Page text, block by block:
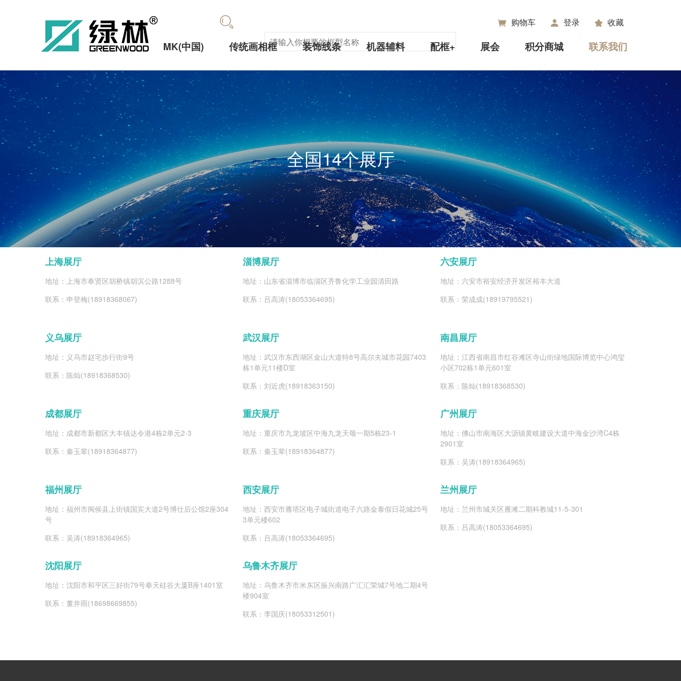
收藏
登录
购物车
MK(中国) 传统画相框 装饰线条 机器辅料 配框+ 展会 积分商城 联系我们
全国14个展厅
上海展厅
地址：上海市奉贤区胡桥镇胡滨公路1288号
联系：申登梅(18918368067)
淄博展厅
地址：山东省淄博市临淄区齐鲁化学工业园清田路
联系：吕高涛(18053364695)
六安展厅
地址：六安市裕安经济开发区裕丰大道
联系：荣成成(18919795521)
义乌展厅
地址：义乌市赵宅步行街9号
联系：陈灿(18918368530)
武汉展厅
地址：武汉市东西湖区金山大道特8号高尔夫城市花园7403
栋1单元11楼D室
联系：刘近虎(18918363150)
南昌展厅
地址：江西省南昌市红谷滩区寺山街绿地国际博览中心鸿玺
小区702栋1单元601室
联系：陈灿(18918368530)
成都展厅
地址：成都市新都区大丰镇达令港4栋2单元2-3
联系：秦玉辈(18918364877)
重庆展厅
地址：重庆市九龙坡区中海九龙天颂一期5栋23-1
联系：秦玉辈(18918364877)
广州展厅
地址：佛山市南海区大沥镇黄岐建设大道中海金沙湾C4栋
2901室
联系：吴涛(18918364965)
福州展厅
地址：福州市闽侯县上街镇国宾大道2号博仕后公馆2座304
号
联系：吴涛(18918364965)
西安展厅
地址：西安市雁塔区电子城街道电子六路金泰假日花城25号
3单元楼602
联系：吕高涛(18053364695)
兰州展厅
地址：兰州市城关区雁滩二期科教城11-5-301
联系：吕高涛(18053364695)
沈阳展厅
地址：沈阳市和平区三好街79号奉天硅谷大厦B座1401室
联系：董井雨(18698669855)
乌鲁木齐展厅
地址：乌鲁木齐市米东区振兴南路广汇汇荣城7号地二期4号
楼904室
联系：李国庆(18053312501)